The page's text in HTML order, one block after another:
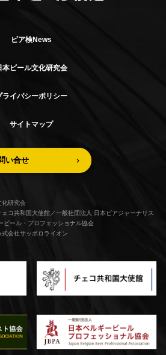
ビア検News
本ビール文化研究会
ライバシーポリシー
サイトマップ
い合せ
研究会
コ共和国大使館／一般社団法人 日本ビアジャーナリス
ビール・プロフェッショナル協会
会社サッポロライオン